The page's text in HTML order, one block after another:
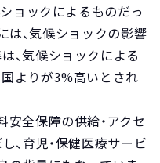
ョックによるものだっ
は、気候ショックの影響
、気候ショックによる
よりが3%高いとされ
安全保障の供給・アクセ
、育児・保健医療サービ